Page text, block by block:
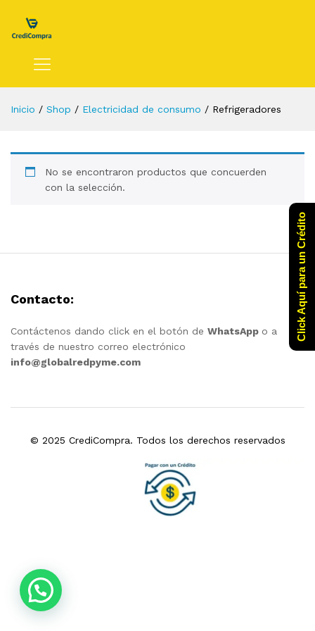
Inicio / Shop / Electricidad de consumo / Refrigeradores
No se encontraron productos que concuerden
con la selección.
Contacto:
Contáctenos dando click en el botón de WhatsApp o a
través de nuestro correo electrónico
info@globalredpyme.com
© 2025 CrediCompra. Todos los derechos reservados
Click Aquí para un Crédito